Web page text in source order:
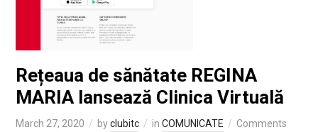
Rețeaua de sănătate REGINA
MARIA lansează Clinica Virtuală
March 27, 2020 byclubitc in COMUNICATE
Comments